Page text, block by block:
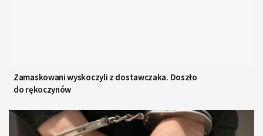
Zamaskowani wyskoczyli z dostawczaka. Doszło
do rękoczynów